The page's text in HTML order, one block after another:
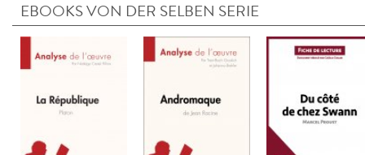
EBOOKS VON DER SELBEN SERIE